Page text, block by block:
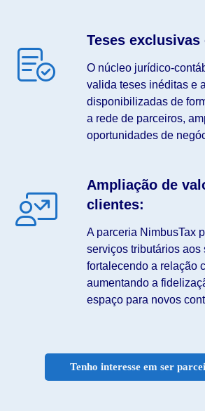
Teses exclusivas
O núcleo jurídico-
valida teses inéditas e
disponibilizadas de
a rede de parceiros,
oportunidades de
Ampliação de
clientes:
A parceria NimbusTax
serviços tributários aos
fortalecendo a relação
aumentando a
espaço para novos
Tenho interesse em ser